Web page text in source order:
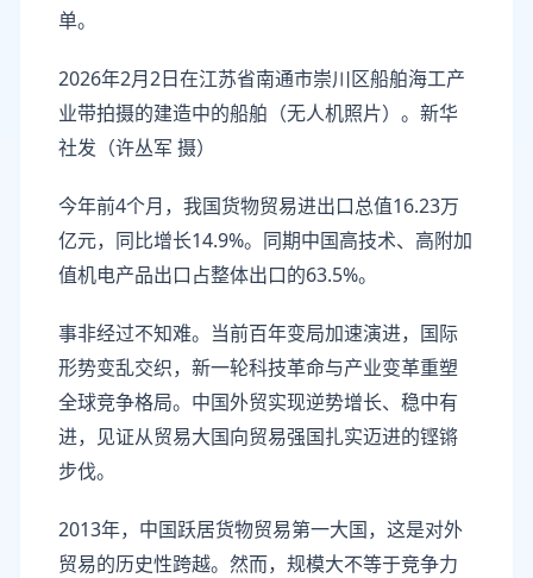
单。
2026年2月2日在江苏省南通市崇川区船舶海工产
业带拍摄的建造中的船舶（无人机照片）。新华
社发（许丛军 摄）
今年前4个月，我国货物贸易进出口总值16.23万
亿元，同比增长14.9%。同期中国高技术、高附加
值机电产品出口占整体出口的63.5%。
事非经过不知难。当前百年变局加速演进，国际
形势变乱交织，新一轮科技革命与产业变革重塑
全球竞争格局。中国外贸实现逆势增长、稳中有
进，见证从贸易大国向贸易强国扎实迈进的铿锵
步伐。
2013年，中国跃居货物贸易第一大国，这是对外
贸易的历史性跨越。然而，规模大不等于竞争力